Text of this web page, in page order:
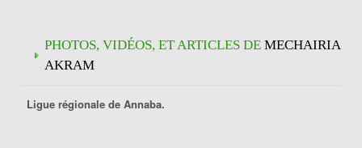
PHOTOS, VIDÉOS, ET ARTICLES DE MECHAIRIA
AKRAM
Ligue régionale de Annaba.